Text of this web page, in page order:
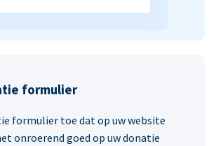
formulier
formulier toe dat op uw website
onroerend goed op uw donatie